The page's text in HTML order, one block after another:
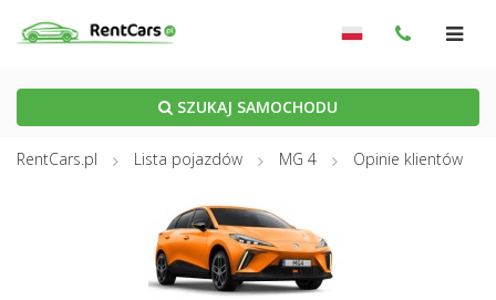
SZUKAJ SAMOCHODU
RentCars.pl Lista pojazdów MG 4 Opinie klientów